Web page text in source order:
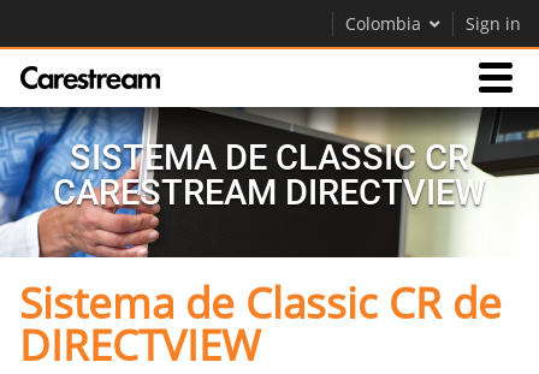
Colombia Sign in
Productos
Soporte
Empresa
Careers
SISTEMA DE CLASSIC CR
CARESTREAM DIRECTVIEW
Sistema de Classic CR de
DIRECTVIEW